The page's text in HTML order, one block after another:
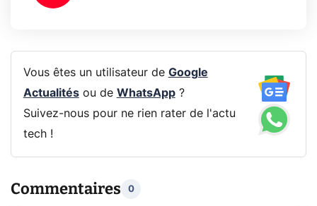
Vous êtes un utilisateur de Google
Actualitésou de WhatsApp?
Suivez-nous pour ne rien rater de l'actu
tech !
Commentaires 0